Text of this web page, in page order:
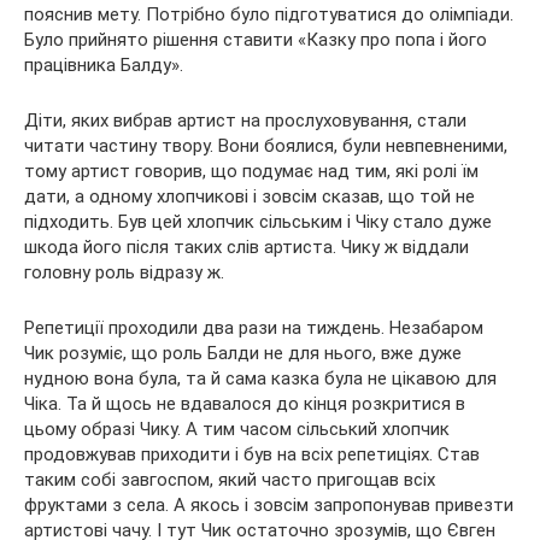
пояснив мету. Потрібно було підготуватися до олімпіади.
Було прийнято рішення ставити «Казку про попа і його
працівника Балду».
Діти, яких вибрав артист на прослуховування, стали
читати частину твору. Вони боялися, були невпевненими,
тому артист говорив, що подумає над тим, які ролі їм
дати, а одному хлопчикові і зовсім сказав, що той не
підходить. Був цей хлопчик сільським і Чіку стало дуже
шкода його після таких слів артиста. Чику ж віддали
головну роль відразу ж.
Репетиції проходили два рази на тиждень. Незабаром
Чик розуміє, що роль Балди не для нього, вже дуже
нудною вона була, та й сама казка була не цікавою для
Чіка. Та й щось не вдавалося до кінця розкритися в
цьому образі Чику. А тим часом сільський хлопчик
продовжував приходити і був на всіх репетиціях. Став
таким собі завгоспом, який часто пригощав всіх
фруктами з села. А якось і зовсім запропонував привезти
артистові чачу. І тут Чик остаточно зрозумів, що Євген